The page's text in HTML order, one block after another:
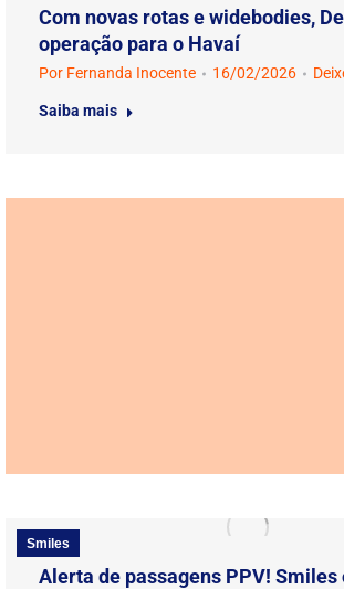
Com novas rotas e widebodies,
operação para o Havaí
Por Fernanda Inocente 16/02/2026
Saiba mais
Smiles
Alerta de passagens PPV! Smiles